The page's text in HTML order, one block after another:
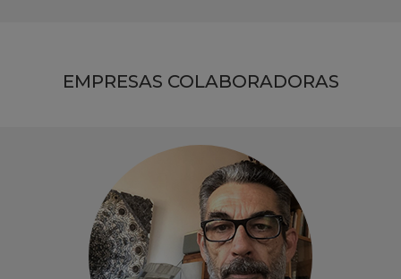
EMPRESAS COLABORADORAS